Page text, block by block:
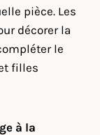
pièce. Les
décorer la
le
filles
à la